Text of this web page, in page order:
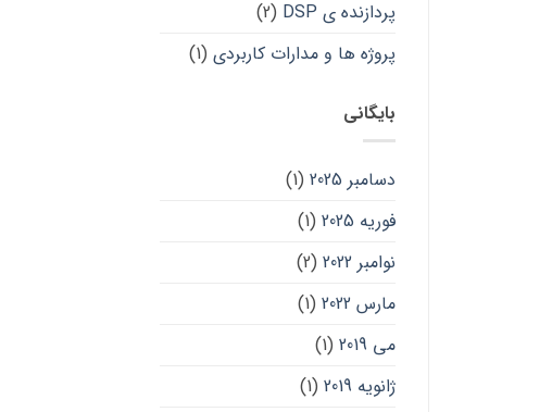
پردازنده ی DSP
(2)
پروژه ها و مدارات کاربردی (1)
بایگانی
دسامبر 2025
(1)
فوریه 2025
(1)
نوامبر 2022
(2)
مارس 2022
(1)
می 2019
(1)
ژانویه 2019
(1)